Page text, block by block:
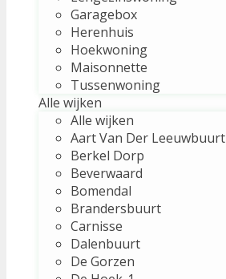
Garagebox
Herenhuis
Hoekwoning
Maisonnette
Tussenwoning
Alle wijken
Alle wijken
Aart Van Der Leeuwbuurt
Berkel Dorp
Beverwaard
Bomendal
Brandersbuurt
Carnisse
Dalenbuurt
De Gorzen